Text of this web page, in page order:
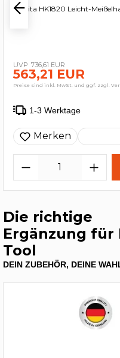
Makita HK1820 Leicht-
736,61 EUR
563,21 EUR
Preise sind inkl. MwSt. und ggf. zzgl.
1-3 Werktage
Merken
Die richtige
Ergänzung für
Tool
DEIN ZUBEHÖR, DEINE